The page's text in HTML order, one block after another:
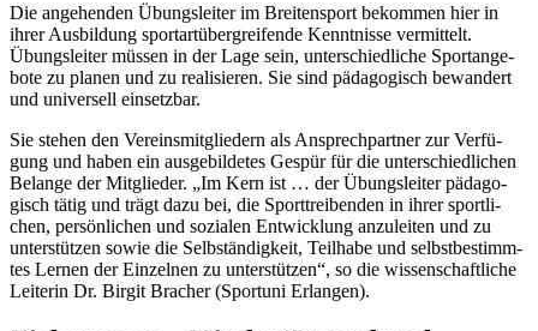
Die ange­hen­den Übungs­lei­ter im Brei­ten­sport bekom­men hier in
ihrer Ausbil­dung sport­art­über­grei­fende Kennt­nisse vermit­telt.
Übungs­lei­ter müssen in der Lage sein, unter­schied­li­che Sport­an­ge­
bote zu planen und zu reali­sie­ren. Sie sind pädago­gisch bewan­dert
und univer­sell einsetzbar.
Sie stehen den Vereins­mit­glie­dern als Ansprech­part­ner zur Verfü­
gung und haben ein ausge­bil­de­tes Gespür für die unter­schied­li­chen
Belange der Mitglie­der. „Im Kern ist … der Übungs­lei­ter pädago­
gisch tätig und trägt dazu bei, die Sport­trei­ben­den in ihrer sport­li­
chen, persön­li­chen und sozia­len Entwick­lung anzu­lei­ten und zu
unter­stüt­zen sowie die Selb­stän­dig­keit, Teil­habe und selbst­be­stimm­
tes Lernen der Einzel­nen zu unter­stüt­zen“, so die wissen­schaft­li­che
Leite­rin Dr. Birgit Bracher (Sportuni Erlangen).